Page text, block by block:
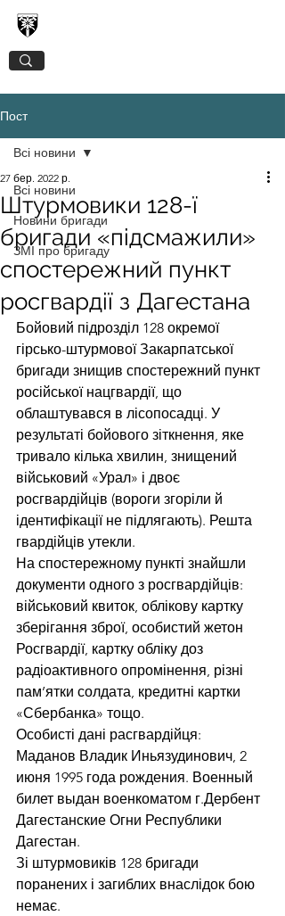
Пост
Всі новини
Новини бригади
ЗМІ про бригаду
Всі новини
Штурмовики 128-ї
бригади «підсмажили»
спостережний пункт
росгвардії з Дагестана
27 бер. 2022 р.
Бойовий підрозділ 128 окремої
гірсько-штурмової Закарпатської
бригади знищив спостережний пункт
російської нацгвардії, що
облаштувався в лісопосадці. У
результаті бойового зіткнення, яке
тривало кілька хвилин, знищений
військовий «Урал» і двоє
росгвардійців (вороги згоріли й
ідентифікації не підлягають). Решта
гвардійців утекли.
На спостережному пункті знайшли
документи одного з росгвардійців:
військовий квиток, облікову картку
зберігання зброї, особистий жетон
Росгвардії, картку обліку доз
радіоактивного опромінення, різні
пам’ятки солдата, кредитні картки
«Сбербанка» тощо.
Особисті дані расгвардійця:
Маданов Владик Иньязудинович, 2
июня 1995 года рождения. Военный
билет выдан военкоматом г.Дербент
Дагестанские Огни Республики
Дагестан.
Зі штурмовиків 128 бригади
поранених і загиблих внаслідок бою
немає.